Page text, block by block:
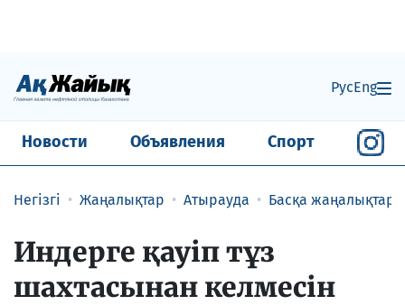
РусEng
Новости Объявления Спорт
Негізгі Жаңалықтар Атырауда Басқа жаңалықтар
Индерге қауiп тұз
шахтасынан келмесiн